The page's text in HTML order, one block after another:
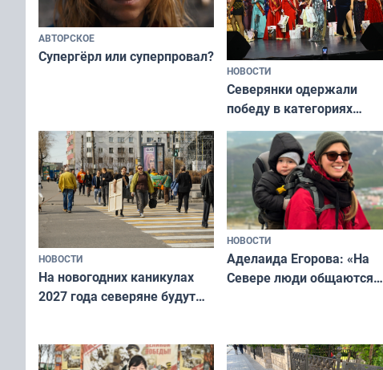
АВТОРСКОЕ
Супергёрл или суперпровал?
НОВОСТИ
Северянки одержали
победу в категориях
всероссийского конкурса
«Мисс и Миссис Великая
Русь»
НОВОСТИ
На новогодних каникулах
2027 года северяне будут
НОВОСТИ
Аделаида Егорова: «На
Севере люди общаются